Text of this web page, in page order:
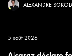
ALEXANDRE
5 août 2026